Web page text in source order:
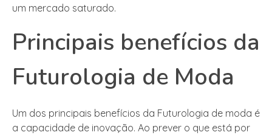
um mercado saturado.
Principais benefícios da
Futurologia de Moda
Um dos principais benefícios da Futurologia de moda é
a capacidade de inovação. Ao prever o que está por